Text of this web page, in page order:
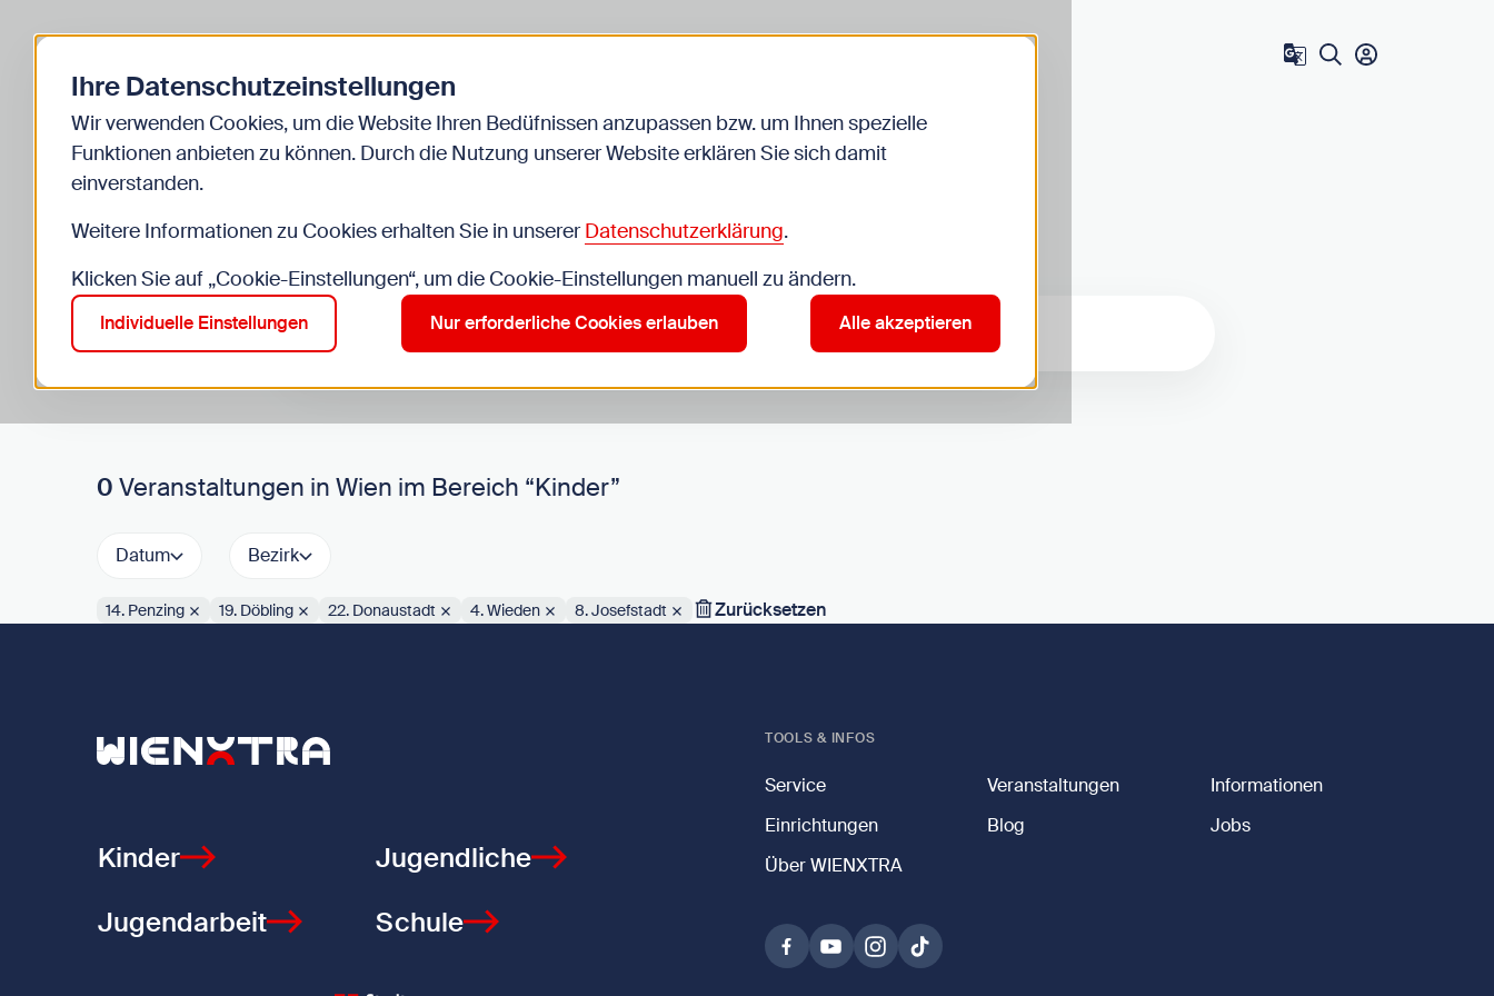
Zum Benutzer
Start Kinder Veranstaltungen
Veranstaltungen
Suche im Bereich “Kinder”
Suchen
0 Veranstaltungen in Wien im Bereich “Kinder”
Datum Bezirk
Aktive Filter:
14. Penzing 19. Döbling 22. Donaustadt 4. Wieden 8. Josefstadt Zurücksetzen
Zurück zur Startseite
Kinder
Jugendliche
Jugendarbeit
Schule
TOOLS & INFOS
Service Veranstaltungen
Informationen
Einrichtungen
Blog
Jobs
Über WIENXTRA
Ihre Datenschutzeinstellungen
Wir verwenden Cookies, um die Website Ihren Bedüfnissen anzupassen bzw. um Ihnen spezielle
Funktionen anbieten zu können. Durch die Nutzung unserer Website erklären Sie sich damit
einverstanden.
Weitere Informationen zu Cookies erhalten Sie in unsererDatenschutzerklärung.
Klicken Sie auf „Cookie-Einstellungen“, um die Cookie-Einstellungen manuell zu ändern.
Individuelle Einstellungen Nur erforderliche Cookies erlauben Alle akzeptieren